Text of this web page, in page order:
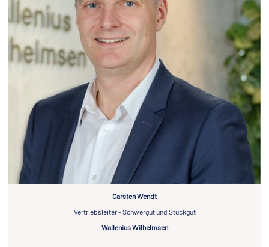
Carsten Wendt
Vertriebsleiter – Schwergut und Stückgut
Wallenius Wilhelmsen